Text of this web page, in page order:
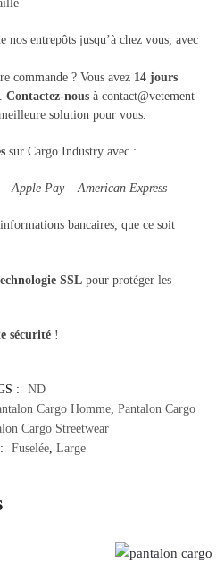
nos entrepôts jusqu’à chez vous, avec
commande ? Vous avez 14 jours
Contactez-nous à contact@vetement-
solution pour vous.
sur Cargo Industry avec :
Apple Pay – American Express
bancaires, que ce soit
SSL pour protéger les
sécurité !
:
ND
Cargo Homme, Pantalon Cargo
Cargo Streetwear
Fuselée, Large